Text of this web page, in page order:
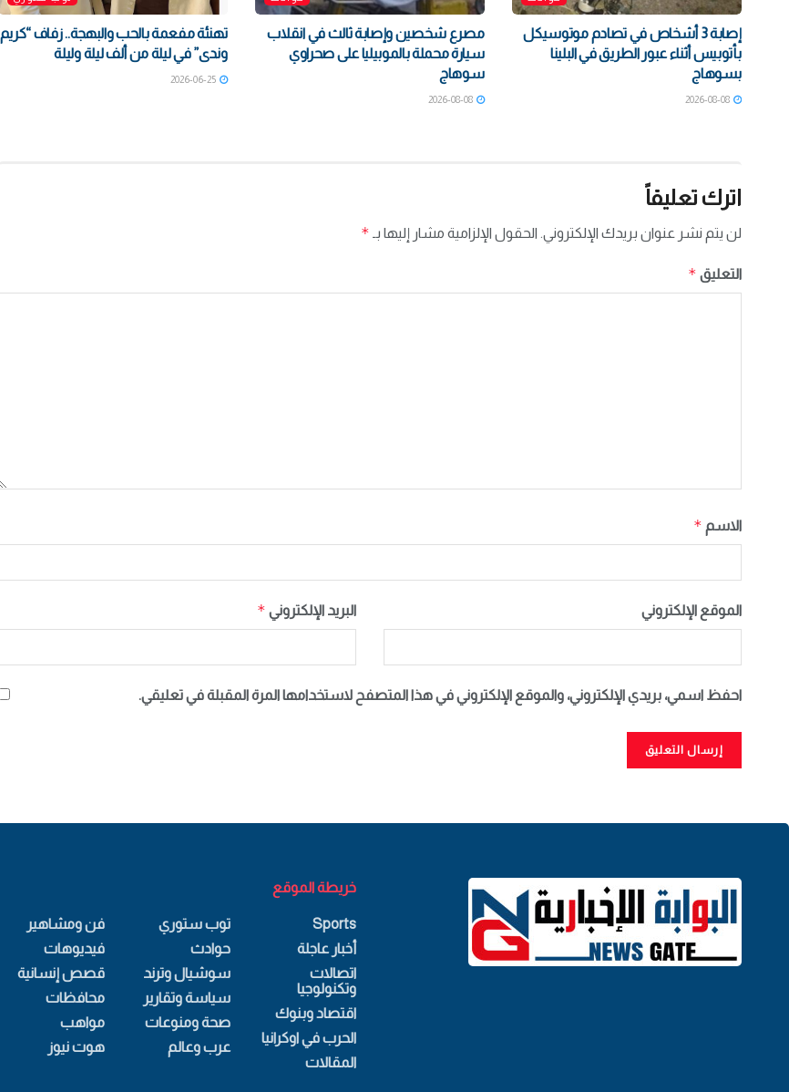
إصابة 3 أشخاص في تصادم موتوسيكل
بأتوبيس أثناء عبور الطريق في البلينا
بسوهاج
2026-08-08
مصرع شخصين وإصابة ثالث في انقلاب
سيارة محملة بالموبيليا على صحراوي
سوهاج
2026-08-08
تهنئة مفعمة بالحب والبهجة.. زفاف “كريم
وندى” في ليلة من ألف ليلة وليلة
2026-06-25
اترك تعليقاً
لن يتم نشر عنوان بريدك الإلكتروني. الحقول الإلزامية مشار إليها بـ *
التعليق *
الاسم *
البريد الإلكتروني * الموقع الإلكتروني
احفظ اسمي، بريدي الإلكتروني، والموقع الإلكتروني في هذا المتصفح لاستخدامها المرة المقبلة في تعليقي.
خريطة الموقع
Sports
أخبار عاجلة
اتصالات
وتكنولوجيا
اقتصاد وبنوك
الحرب في اوكرانيا
المقالات
توب ستوري
حوادث
سوشيال وترند
سياسة وتقارير
صحة ومنوعات
عرب وعالم
فن ومشاهير
فيديوهات
قصص إنسانية
محافظات
مواهب
هوت نيوز